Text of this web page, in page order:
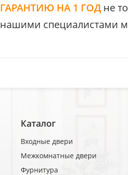
ГАРАНТИЮ НА 1 ГОД не
нашими специалистами
Каталог
Входные двери
Межкомнатные двери
Фурнитура